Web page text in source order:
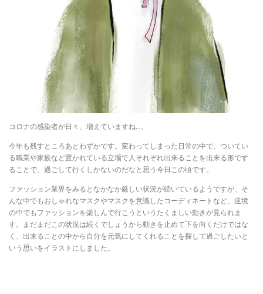
コロナの感染者が日々、増えていますね…。
今年も残すところあとわずかです。変わってしまった日常の中で、ついてい
る職業や家族など置かれている立場で人それぞれ出来ることを出来る形です
ることで、過ごして行くしかないのだなと思う今日この頃です。
ファッション業界をみるとなかなか厳しい状況が続いているようですが、そ
んな中でもおしゃれなマスクやマスクを意識したコーディネートなど、逆境
の中でもファッションを楽しんで行こうというたくましい動きが見られま
す。まだまだこの状況は続くでしょうから動きを止めて下を向くだけではな
く、出来ることの中から自分を元気にしてくれることを探して過ごしたいと
いう思いをイラストにしました。